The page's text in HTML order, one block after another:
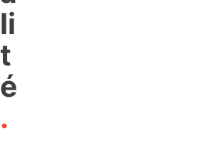
li
t
é
.